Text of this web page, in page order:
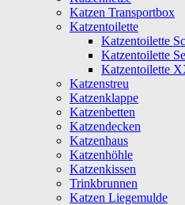
Katzen Transportbox
Katzentoilette
Katzentoilette
Katzentoilette
Katzentoilette
Katzenstreu
Katzenklappe
Katzenbetten
Katzendecken
Katzenhaus
Katzenhöhle
Katzenkissen
Trinkbrunnen
Katzen Liegemulde